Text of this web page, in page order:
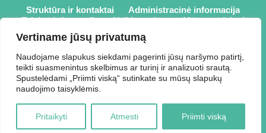
Vertiname jūsų privatumą
Naudojame slapukus siekdami pagerinti jūsų naršymo patirtį,
teikti suasmenintus skelbimus ar turinį ir analizuoti srautą.
Spustelėdami „Priimti viską“ sutinkate su mūsų slapukų
naudojimo taisyklėmis.
Pritaikyti Atmesti Priimti viską
Struktūra ir kontaktai
Administracinė informacija
Teisinė informacija
Veiklos sritys
Mūsų projektai
Karjera
Partneriai
Prisijungti
2026 © Elektrėnų savivaldybės viešoji biblioteka,
Savivaldybės biudžetinė įstaiga, Draugystės g. 2, LT-26110
Elektrėnai, tel.: +370 648 80 788, el.p.:
Duomenys kaupiami ir saugomi Juridinių asmenų registre,
kodas 188207697.